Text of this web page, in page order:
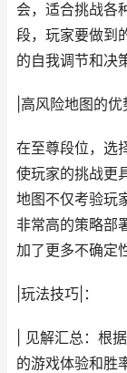
会，适合挑战各
段，玩家要做到
的自我调节和决
|高风险地图的优
在至尊段位，选
使玩家的挑战更
地图不仅考验玩
非常高的策略部
加了更多不确定
|玩法技巧|：
| 见解汇总：根
的游戏体验和胜